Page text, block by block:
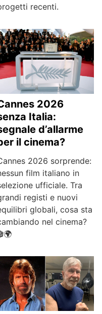
recenti.
2026
Italia:
d’allarme
il cinema?
2026 sorprende:
film italiano in
ufficiale. Tra
registi e nuovi
globali, cosa sta
nel cinema?